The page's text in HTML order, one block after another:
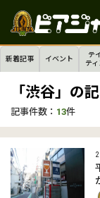
新着記事 イベント
テ
テ
「渋谷」の
記事件数： 13件